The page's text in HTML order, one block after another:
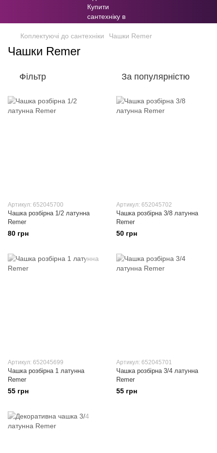
Коплектуючі до сантехніки Чашки Remer
Чашки Remer
Фільтр За популярністю
Артикул: 652045700
Чашка розбірна 1/2 латунна
Remer
80 грн
Артикул: 652045702
Чашка розбірна 3/8 латунна
Remer
50 грн
Артикул: 652045699
Чашка розбірна 1 латунна
Remer
55 грн
Артикул: 652045701
Чашка розбірна 3/4 латунна
Remer
55 грн